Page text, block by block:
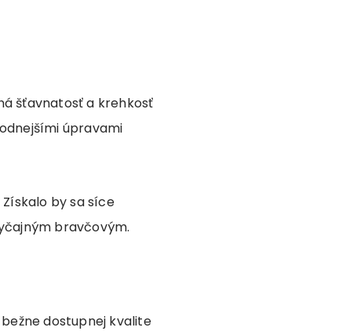
šťavnatosť a krehkosť
úpravami
by sa síce
bravčovým.
dostupnej kvalite